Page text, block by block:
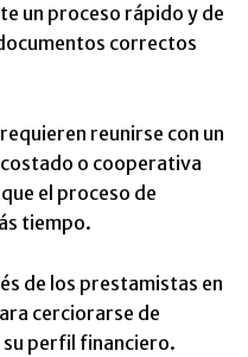
un proceso rápido y de
correctos
reunirse con un
o cooperativa
el proceso de
tiempo.
de los prestamistas en
cerciorarse de
perfil financiero.